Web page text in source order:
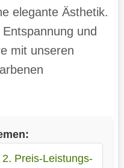
elegante Ästhetik.
und
mit unseren
2. Preis-Leistungs-